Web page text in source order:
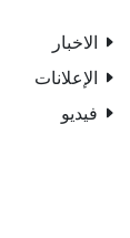
الاخبار
الإعلانات
فيديو